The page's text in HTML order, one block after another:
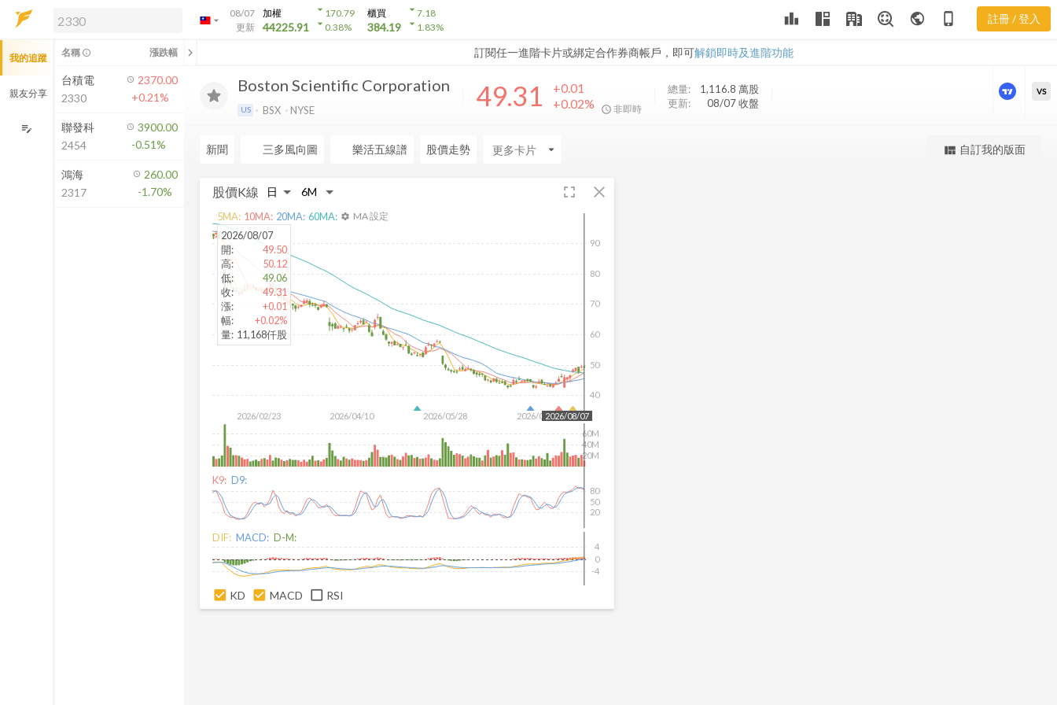
arrow_drop_down
08/07
更新
加權
44225.91
arrow_drop_down170.79
arrow_drop_down0.38%
櫃買
384.19
arrow_drop_down7.18
arrow_drop_down1.83% leaderboard public phone_iphone 註冊 / 登入
訂閱任一進階卡片或綁定合作券商帳戶，即可解鎖即時及進階功能
解鎖即時行情及進階功能
方案」，即可解鎖以下功能：
即時行情
即時市況與排行
成交金額熱力圖
前往方案訂閱
如何綁定合作券商
BSX 股價K線
Boston Scientific Corporation
US BSX NYSE 49.31
+0.01
+0.02%
非即時
總量: 1,116.8 萬股
更新:
08/07 收盤
更強大的進階價量圖表
VS
新聞 三多風向圖 樂活五線譜 股價走勢 arrow_drop_down view_quilt 自訂我的版面
股價K線 fullscreen close
2026/02/23 2026/04/10 2026/05/28 2026/07/16
40
50
60
70
80
90
2026/08/07
20M
40M
60M
2026/08/07
開:
49.50
高:
50.12
低:
49.06
收:
49.31
漲:
+0.01
幅:
+0.02%
量: 11,168仟股
5MA: 10MA: 20MA: 60MA: settings MA 設定
K9: D9:
20
50
80
DIF: MACD: D-M:
-4
0
4
KD MACD RSI
我的追蹤
親友分享
edit_note
名稱 info_outline 漲跌幅 chevron_left
台積電
2330
2370.00
+0.21%
聯發科
2454
3900.00
-0.51%
鴻海
2317
260.00
-1.70%